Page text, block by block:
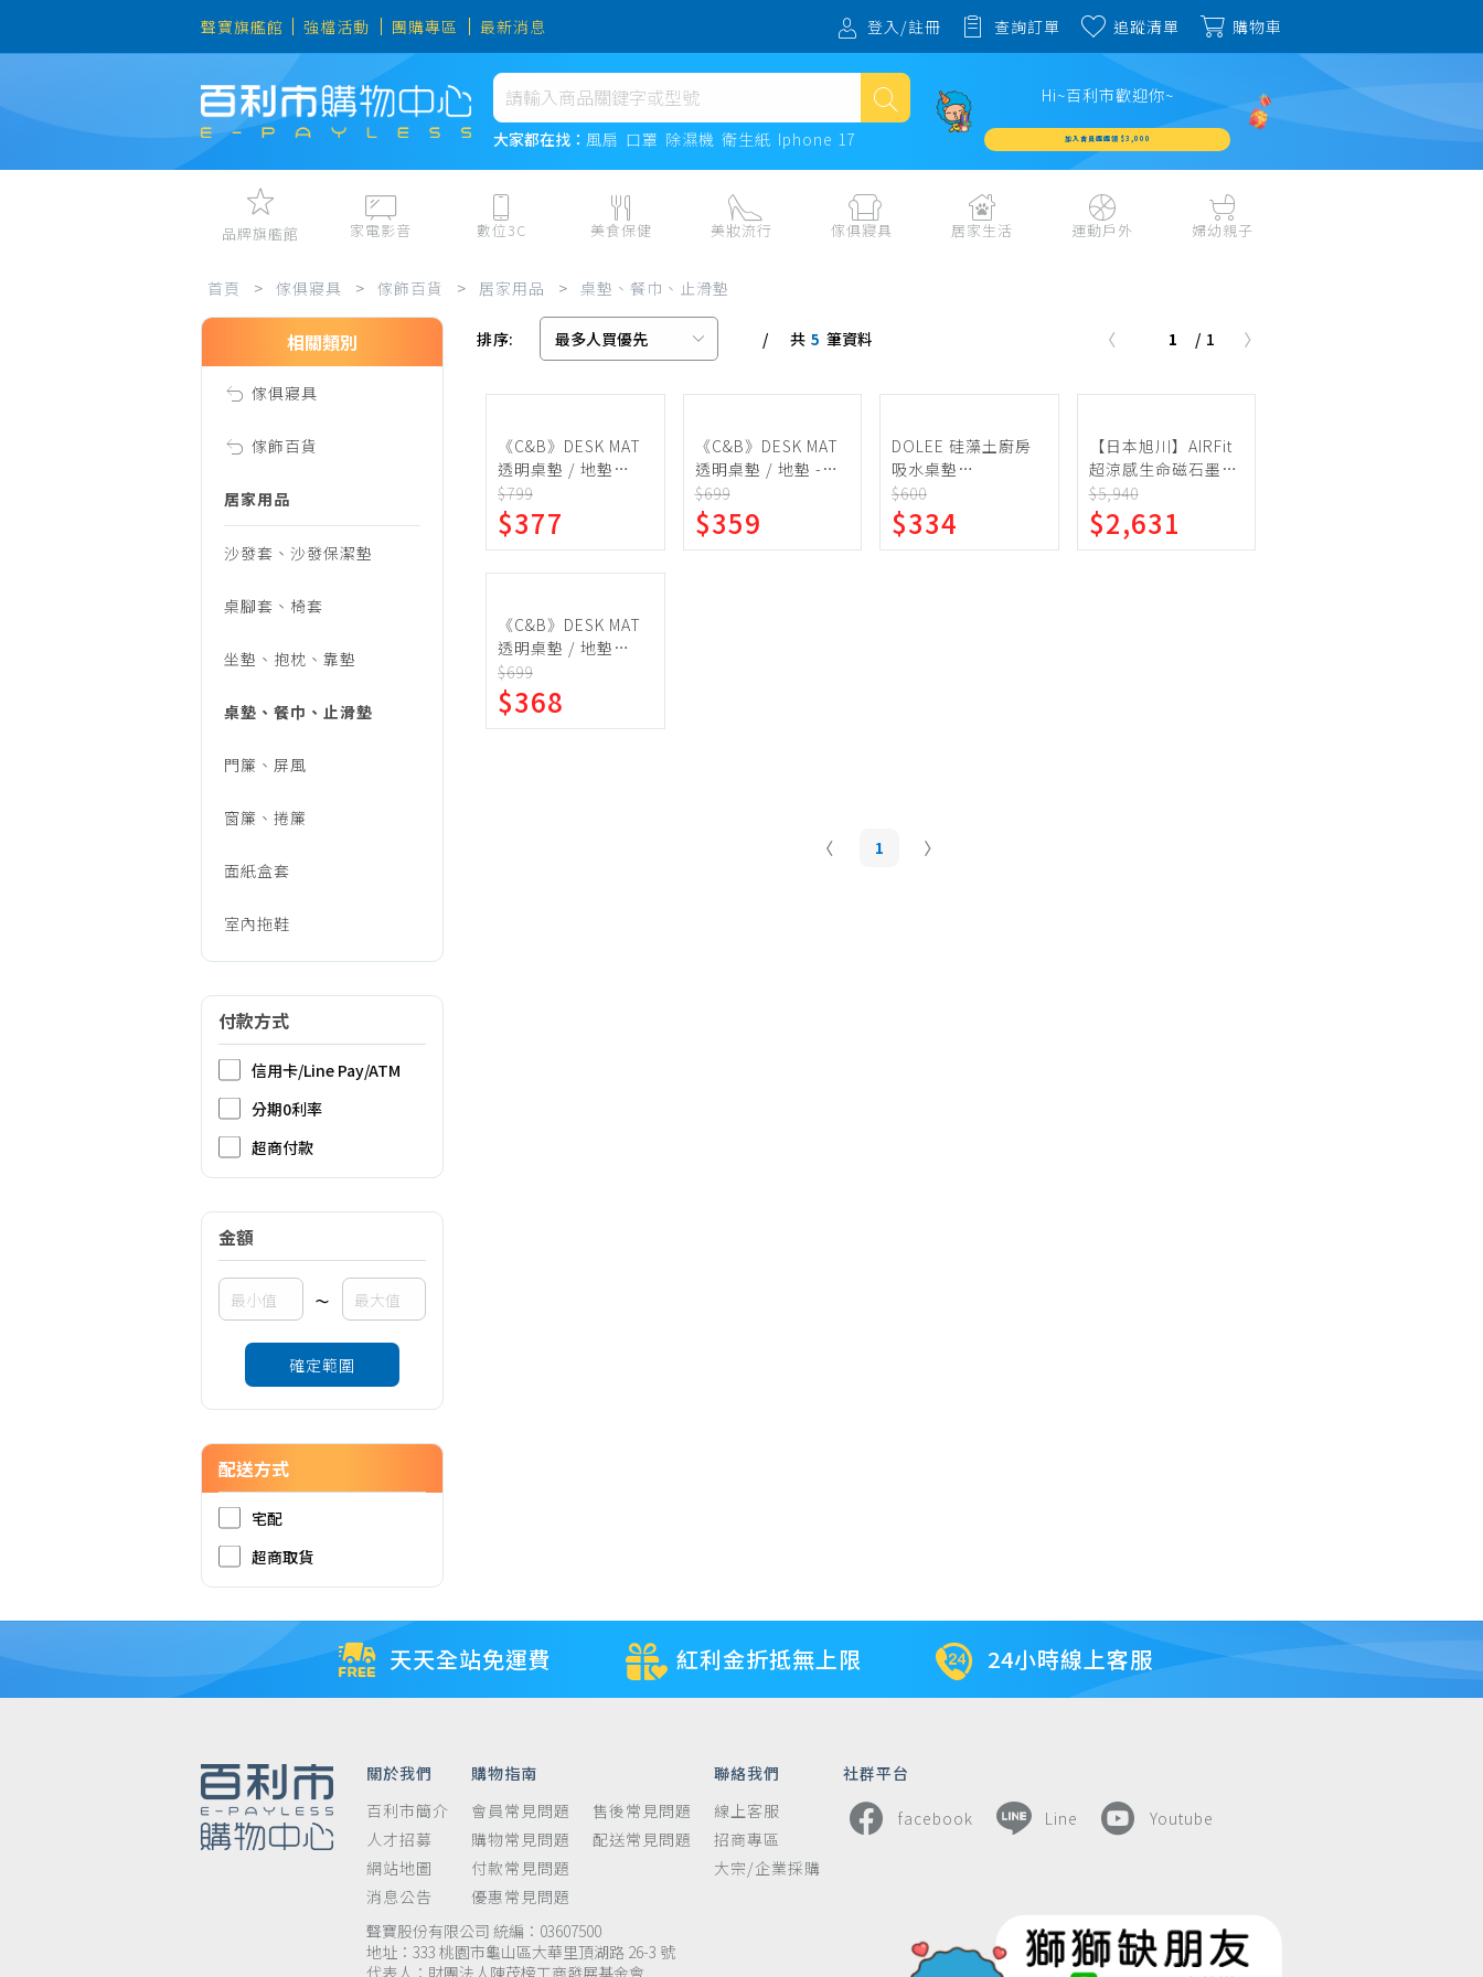
聲寶旗艦館 強檔活動 團購專區 最新消息 登入/註冊 查詢訂單 追蹤清單 購物車
大家都在找： 風扇 口罩 除濕機 衛生紙 Iphone 17
熱門搜尋
風扇
口罩
衛生紙
Iphone 17
Hi~百利市歡迎你~
加入會員週週領 $3,000
品牌旗艦館 家電影音
電冰箱、冷凍櫃
清淨機、除濕機
廚房家電
生活家電
數位3C
數位周邊
筆電、桌機
美食保健
電子票券
紙本票券
熟食、小吃、滷味
零食、果乾、肉乾
蛋糕甜點、冰品
生鮮、蔬果 (免稅)
美妝流行 傢俱寢具
寢具
居家裝修
開運
居家生活
寵物飼料、寵物用品
運動戶外
旅行用品、行李箱、
健身、運動器材
自行車、電動車系列
機車專區
機車部品百貨
婦幼親子
書包、兒童生活用品
教具、童書、美勞
家庭護理 、銀髮生活
首頁 > 傢俱寢具 > 傢飾百貨 > 居家用品 > 桌墊、餐巾、止滑墊
相關類別
傢俱寢具
傢飾百貨
居家用品
沙發套、沙發保潔墊
桌腳套、椅套
坐墊、抱枕、靠墊
桌墊、餐巾、止滑墊
門簾、屏風
窗簾、捲簾
面紙盒套
室內拖鞋
付款方式
信用卡/Line Pay/ATM
分期0利率
超商付款
金額
~
確定範圍
配送方式
宅配
超商取貨
排序: 共 5 筆資料 1 / 1
《C&B》DESK MAT
透明桌墊 / 地墊
-120*60CM
$799
$377
《C&B》DESK MAT
透明桌墊 / 地墊 -
90*60CM
$699
$359
DOLEE 硅藻土廚房
吸水桌墊
30x40cm(款式隨機
出貨) ZA02 超值2入
組
$600
$334
【日本旭川】AIRFit
超涼感生命磁石墨烯
透氣-1+2+3人座
$5,940
$2,631
《C&B》DESK MAT
透明桌墊 / 地墊
-100*60CM
$699
$368
1
天天全站免運費 紅利金折抵無上限 24小時線上客服
關於我們
百利市簡介
人才招募
網站地圖
消息公告
購物指南
會員常見問題
購物常見問題
付款常見問題
優惠常見問題
售後常見問題
配送常見問題
聯絡我們
線上客服
招商專區
大宗/企業採購
社群平台
facebook Line Youtube
聲寶股份有限公司 統編：03607500
地址：333 桃園市龜山區大華里頂湖路 26-3 號
代表人：財團法人陳茂榜工商發展基金會